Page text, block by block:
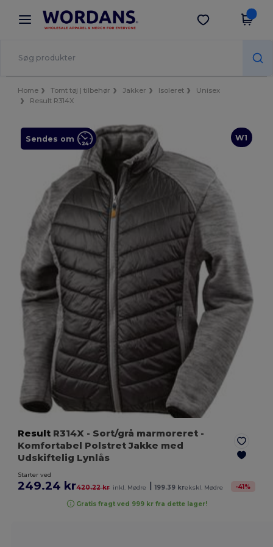
× Wordans-app
Bedre priser i appen!
Hent app
Home Tomt tøj | tilbehør Jakker Isoleret
Unisex
Result R314X
W1
Sendes om
Result R314X - Sort/grå marmoreret -
Komfortabel Polstret Jakke med
Udskiftelig Lynlås
Starter ved
249.24 kr420.22 kr inkl. Mødre | 199.39 krekskl. Mødre -41%
Gratis fragt ved 999 kr fra dette lager!